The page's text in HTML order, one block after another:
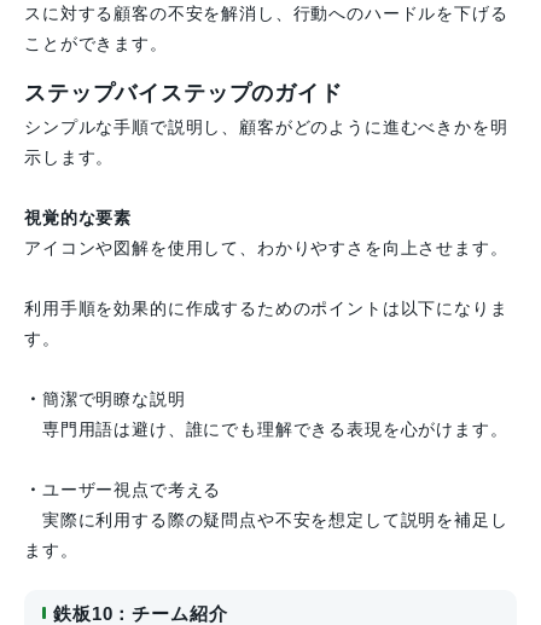
スに対する顧客の不安を解消し、行動へのハードルを下げる
ことができます。
ステップバイステップのガイド
シンプルな手順で説明し、顧客がどのように進むべきかを明
示します。
視覚的な要素
アイコンや図解を使用して、わかりやすさを向上させます。
利用手順を効果的に作成するためのポイントは以下になりま
す。
・ 簡潔で明瞭な説明
専門用語は避け、誰にでも理解できる表現を心がけます。
・ ユーザー視点で考える
実際に利用する際の疑問点や不安を想定して説明を補足し
ます。
鉄板10：チーム紹介